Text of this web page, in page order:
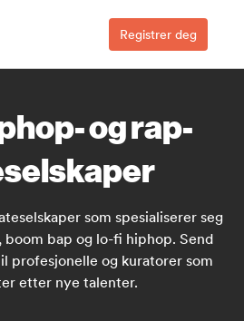
Registrer deg
og rap-
som spesialiserer seg
boom bap og lo-fi hiphop. Send
profesjonelle og kuratorer som
etter nye talenter.